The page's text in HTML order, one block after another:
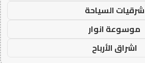
شرقيات السياحة
موسوعة انوار
اشراق الأرباح